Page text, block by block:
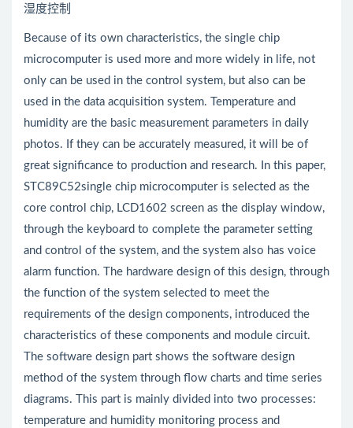
湿度控制
Because of its own characteristics, the single chip
microcomputer is used more and more widely in life, not
only can be used in the control system, but also can be
used in the data acquisition system. Temperature and
humidity are the basic measurement parameters in daily
photos. If they can be accurately measured, it will be of
great significance to production and research. In this paper,
STC89C52single chip microcomputer is selected as the
core control chip, LCD1602 screen as the display window,
through the keyboard to complete the parameter setting
and control of the system, and the system also has voice
alarm function. The hardware design of this design, through
the function of the system selected to meet the
requirements of the design components, introduced the
characteristics of these components and module circuit.
The software design part shows the software design
method of the system through flow charts and time series
diagrams. This part is mainly divided into two processes:
temperature and humidity monitoring process and